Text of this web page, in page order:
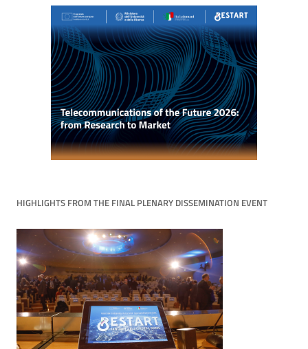
HIGHLIGHTS FROM THE FINAL PLENARY DISSEMINATION EVENT